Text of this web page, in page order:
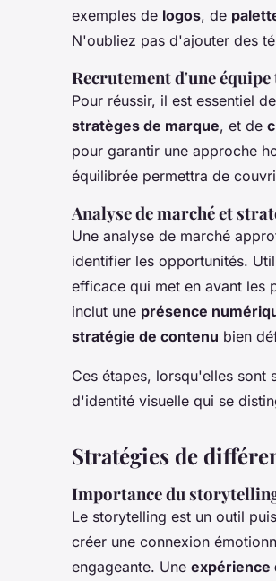
exemples de logos, de
N'oubliez pas d'ajouter des
Recrutement d'une
Pour réussir, il est essentiel
stratèges de marque, et de
pour garantir une approche
équilibrée permettra de
Analyse de marché et
Une analyse de marché
identifier les opportunités.
efficace qui met en avant les
inclut une présence
stratégie de contenu bien
Ces étapes, lorsqu'elles sont
d'identité visuelle qui se
Stratégies de
Importance du
Le storytelling est un outil
créer une connexion
engageante. Une expérience